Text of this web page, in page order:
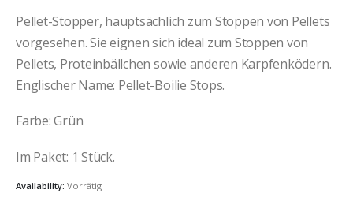
Pellet-Stopper, hauptsächlich zum Stoppen von Pellets
vorgesehen. Sie eignen sich ideal zum Stoppen von
Pellets, Proteinbällchen sowie anderen Karpfenködern.
Englischer Name: Pellet-Boilie Stops.
Farbe:Grün
Im Paket: 1 Stück.
Availability: Vorrätig